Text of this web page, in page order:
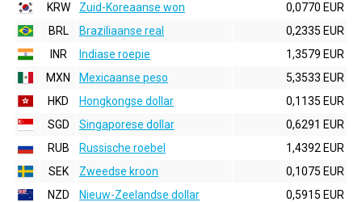
KRW
Zuid-Koreaanse won
0,0770 EUR
BRL
Braziliaanse real
0,2335 EUR
INR
Indiase roepie
1,3579 EUR
MXN
Mexicaanse peso
5,3533 EUR
HKD
Hongkongse dollar
0,1135 EUR
SGD
Singaporese dollar
0,6291 EUR
RUB
Russische roebel
1,4392 EUR
SEK
Zweedse kroon
0,1075 EUR
NZD
Nieuw-Zeelandse dollar
0,5915 EUR